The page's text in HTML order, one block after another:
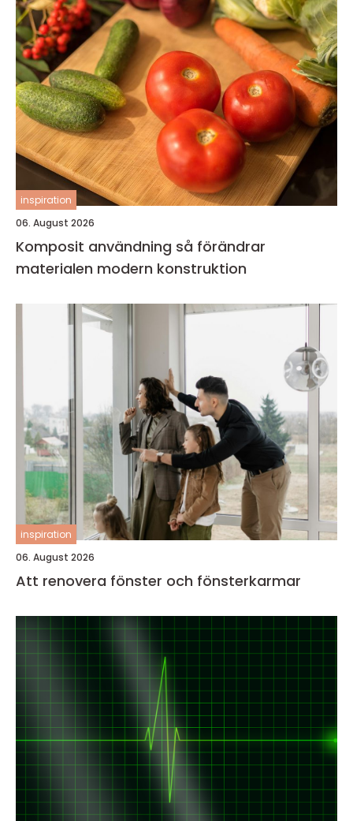
inspiration
06. August 2026
Komposit användning så förändrar
materialen modern konstruktion
inspiration
06. August 2026
Att renovera fönster och fönsterkarmar